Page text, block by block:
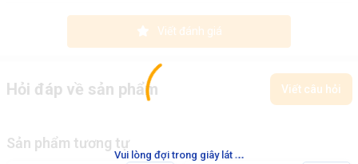
Vui lòng đợi trong giây lát ...
Viết đánh giá
Hỏi đáp về sản phẩm Viết câu hỏi
Sản phẩm tương tự